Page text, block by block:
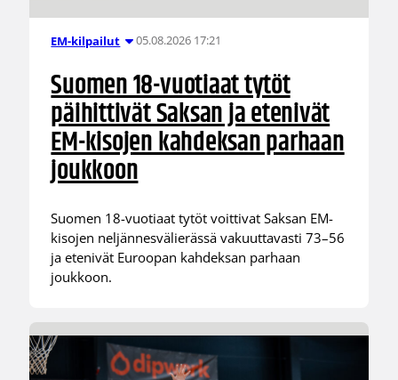
EM-kilpailut 05.08.2026 17:21
Suomen 18-vuotiaat tytöt
päihittivät Saksan ja etenivät
EM-kisojen kahdeksan parhaan
joukkoon
Suomen 18-vuotiaat tytöt voittivat Saksan EM-
kisojen neljännesvälierässä vakuuttavasti 73–56
ja etenivät Euroopan kahdeksan parhaan
joukkoon.